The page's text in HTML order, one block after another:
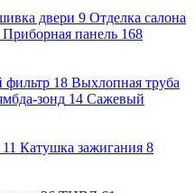
двери 9 Отделка салона
Приборная панель 168
18 Выхлопная труба
зонд 14 Сажевый
11 Катушка зажигания 8